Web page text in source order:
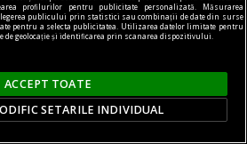
să ajungem la timp pentru a
am mai „bucurat“ şi de
tînărul taximetrist o
zorilor.
profilurilor pentru publicitate personalizată. Măsurarea
publicului prin statistici sau combinații de date din surse
pentru a selecta publicitatea. Utilizarea datelor limitate pentru
de geolocație și identificarea prin scanarea dispozitivului.
ACCEPT TOATE
SETARILE INDIVIDUAL